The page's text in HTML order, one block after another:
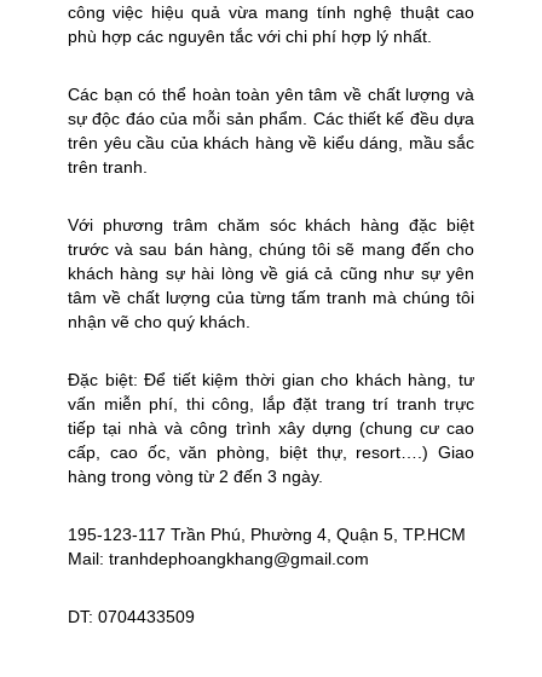
công việc hiệu quả vừa mang tính nghệ thuật cao
phù hợp các nguyên tắc với chi phí hợp lý nhất.
Các bạn có thể hoàn toàn yên tâm về chất lượng và
sự độc đáo của mỗi sản phẩm. Các thiết kế đều dựa
trên yêu cầu của khách hàng về kiểu dáng, mầu sắc
trên tranh.
Với phương trâm chăm sóc khách hàng đặc biệt
trước và sau bán hàng, chúng tôi sẽ mang đến cho
khách hàng sự hài lòng về giá cả cũng như sự yên
tâm về chất lượng của từng tấm tranh mà chúng tôi
nhận vẽ cho quý khách.
Đặc biệt: Để tiết kiệm thời gian cho khách hàng, tư
vấn miễn phí, thi công, lắp đặt trang trí tranh trực
tiếp tại nhà và công trình xây dựng (chung cư cao
cấp, cao ốc, văn phòng, biệt thự, resort….) Giao
hàng trong vòng từ 2 đến 3 ngày.
195-123-117 Trần Phú, Phường 4, Quận 5, TP.HCM
Mail: tranhdephoangkhang@gmail.com
DT: 0704433509